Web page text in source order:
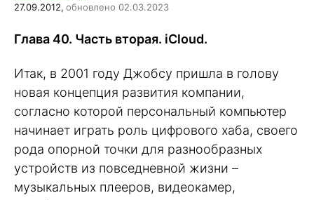
27.09.2012, обновлено 02.03.2023
Глава 40. Часть вторая. iCloud.
Итак, в 2001 году Джобсу пришла в голову
новая концепция развития компании,
согласно которой персональный компьютер
начинает играть роль цифрового хаба, своего
рода опорной точки для разнообразных
устройств из повседневной жизни –
музыкальных плееров, видеокамер,